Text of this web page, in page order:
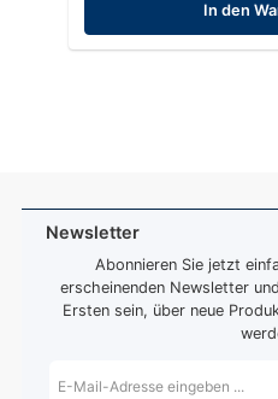
In den
Newsletter
Abonnieren Sie jetzt
erscheinenden Newsletter
Ersten sein, über neue
Mail-